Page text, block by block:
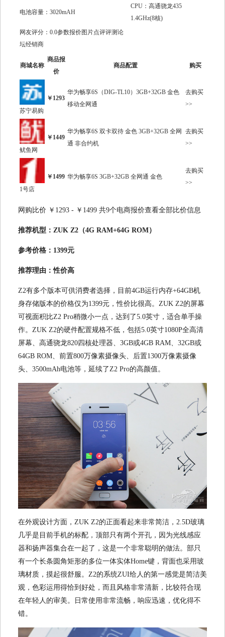
电池容量：3020mAH
CPU：高通骁龙435
1.4GHz(8核)
网友评分：0.0参数报价图片点评评测论
坛经销商
商城名称
商品报
价
商品配置 购买
苏宁易购
￥1293
华为畅享6S（DIG-TL10）3GB+32GB 金色
移动全网通
去购买
>>
鱿鱼网
￥1449
华为畅享6S 双卡双待 金色 3GB+32GB 全网
通 非合约机
去购买
>>
1号店
￥1499 华为畅享6S 3GB+32GB 全网通 金色
去购买
>>
网购比价 ￥1293 - ￥1499 共9个电商报价查看全部比价信息
推荐机型：ZUK Z2（4G RAM+64G ROM）
参考价格：1399元
推荐理由：性价高
Z2有多个版本可供消费者选择，目前4GB运行内存+64GB机
身存储版本的价格仅为1399元，性价比很高。ZUK Z2的屏幕
可视面积比Z2 Pro稍微小一点，达到了5.0英寸，适合单手操
作。ZUK Z2的硬件配置规格不低，包括5.0英寸1080P全高清
屏幕、高通骁龙820四核处理器、3GB或4GB RAM、32GB或
64GB ROM、前置800万像素摄像头、后置1300万像素摄像
头、3500mAh电池等，延续了Z2 Pro的高颜值。
在外观设计方面，ZUK Z2的正面看起来非常简洁，2.5D玻璃
几乎是目前手机的标配，顶部只有两个开孔，因为光线感应
器和扬声器集合在一起了，这是一个非常聪明的做法。部只
有一个长条圆角矩形的多位一体实体Home键，背面也采用玻
璃材质，摸起很舒服。Z2的系统ZUI给人的第一感觉是简洁美
观，色彩运用得恰到好处，而且风格非常清新，比较符合现
在年轻人的审美。日常使用非常流畅，响应迅速，优化得不
错。